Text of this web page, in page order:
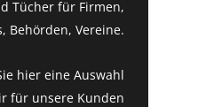
Tücher für Firmen,
Behörden, Vereine.
hier eine Auswahl
für unsere Kunden